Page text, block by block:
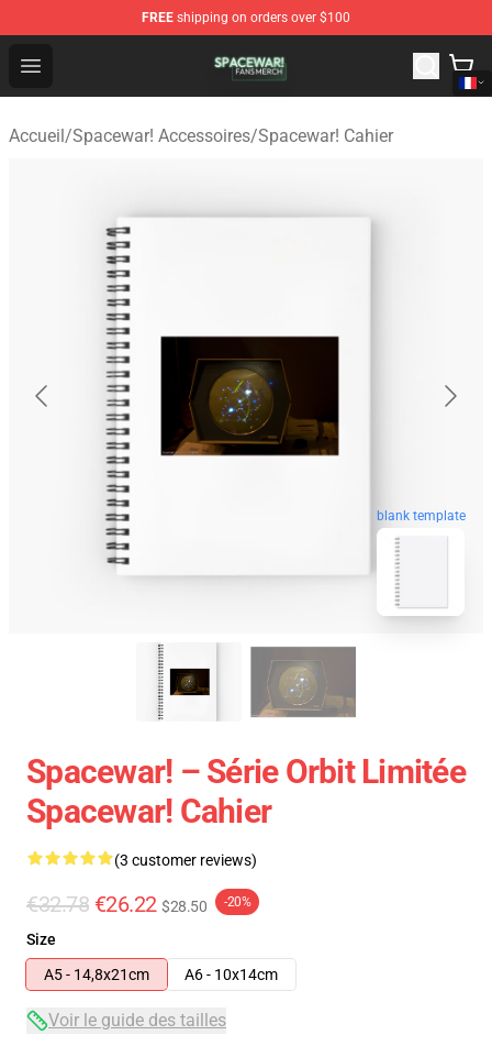
FREE shipping on orders over $100
Open menu
Spacewar! Shop - Official Spacewar! Merchandise Store
Accueil/Spacewar! Accessoires/Spacewar! Cahier
blank template
Spacewar! – Série Orbit Limitée
Spacewar! Cahier
(3 customer reviews)
€32.78 €26.22 $28.50 -20%
Size
A5 - 14,8x21cm
A6 - 10x14cm
Voir le guide des tailles